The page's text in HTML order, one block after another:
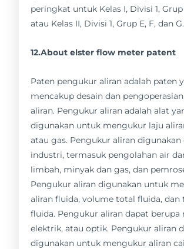
peringkat untuk Kelas I, Divisi 1,
atau Kelas II, Divisi 1, Grup E, F, dan G.
12.About elster flow meter patent
Paten pengukur aliran adalah paten
mencakup desain dan
aliran. Pengukur aliran adalah alat
digunakan untuk mengukur laju
atau gas. Pengukur aliran digunakan
industri, termasuk pengolahan air
limbah, minyak dan gas, dan
Pengukur aliran digunakan untuk
aliran fluida, volume total fluida, dan
fluida. Pengukur aliran dapat berupa
elektrik, atau optik. Pengukur aliran
digunakan untuk mengukur aliran